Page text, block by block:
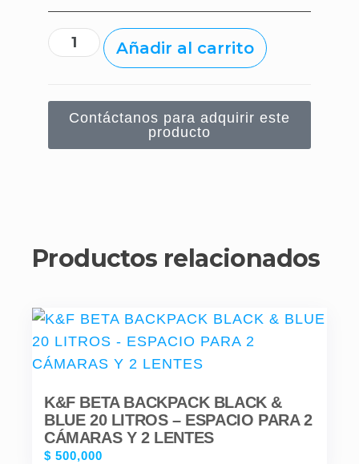
Añadir al carrito
Contáctanos para adquirir este
producto
Productos relacionados
K&F BETA BACKPACK BLACK &
BLUE 20 LITROS – ESPACIO PARA 2
CÁMARAS Y 2 LENTES
$ 500,000